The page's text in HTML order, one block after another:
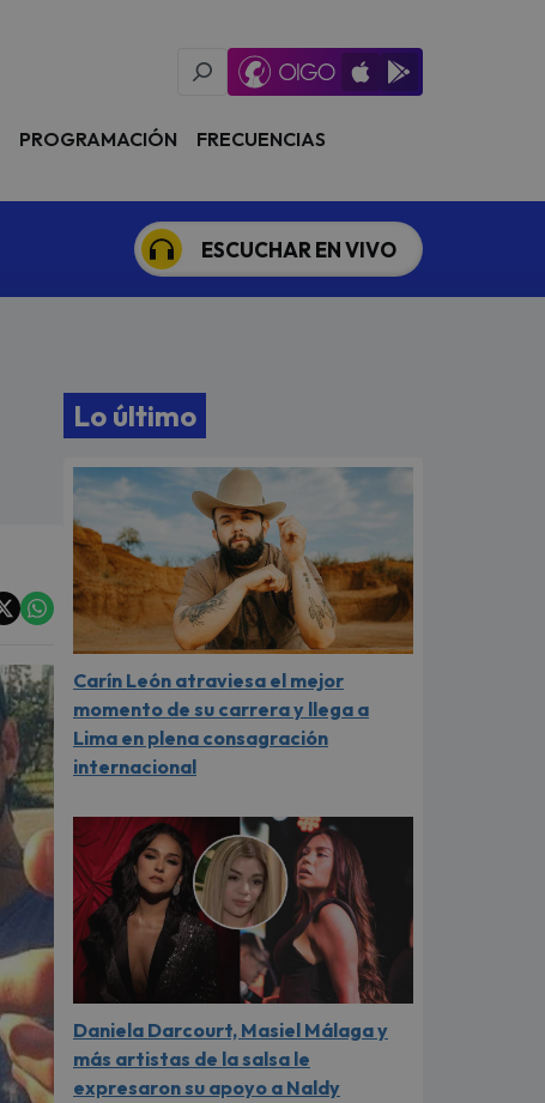
Oigo Radio App
Available on iOS
Available on
PROGRAMACIÓN FRECUENCIAS
ESCUCHAR EN VIVO
Lo último
Carín León atraviesa el mejor
momento de su carrera y llega a
Lima en plena consagración
internacional
Daniela Darcourt, Masiel Málaga y
más artistas de la salsa le
expresaron su apoyo a Naldy